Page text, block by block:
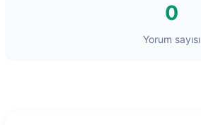
0
Yorum sayısı